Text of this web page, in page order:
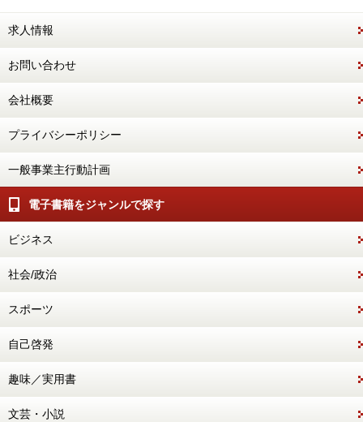
求人情報
お問い合わせ
会社概要
プライバシーポリシー
一般事業主行動計画
電子書籍をジャンルで探す
ビジネス
社会/政治
スポーツ
自己啓発
趣味／実用書
文芸・小説